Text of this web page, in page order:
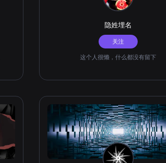
隐姓埋名
关注
这个人很懒，什么都没有留下